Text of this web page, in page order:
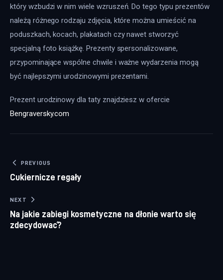
który wzbudzi w nim wiele wzruszeń. Do tego typu prezentów
należą różnego rodzaju zdjęcia, które można umieścić na
poduszkach, kocach, plakatach czy nawet stworzyć
specjalną foto książkę. Prezenty spersonalizowane,
przypominające wspólne chwile i ważne wydarzenia mogą
być najlepszymi urodzinowymi prezentami.
Prezent urodzinowy dla taty znajdziesz w ofercie
Bengraversky.com
Nawigacja wpisu
PREVIOUS
Cukiernicze regały
NEXT
Na jakie zabiegi kosmetyczne na dłonie warto się
zdecydować?